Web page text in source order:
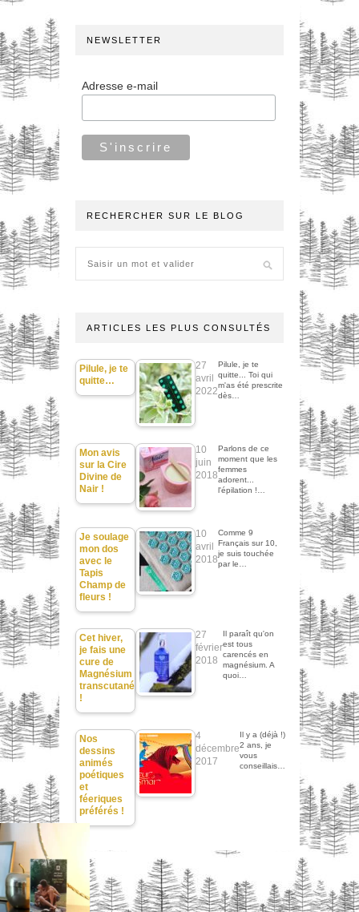
NEWSLETTER
Adresse e-mail
RECHERCHER SUR LE BLOG
ARTICLES LES PLUS CONSULTÉS
Pilule, je te
quitte…
27
avril
2022
Pilule, je te
quitte... Toi qui
m'as été prescrite
dès…
Mon avis
sur la Cire
Divine de
Nair !
10
juin
2018
Parlons de ce
moment que les
femmes
adorent...
l'épilation !…
Je soulage
mon dos
avec le
Tapis
Champ de
fleurs !
10
avril
2018
Comme 9
Français sur 10,
je suis touchée
par le…
Cet hiver,
je fais une
cure de
Magnésium
transcutané
!
27
février
2018
Il paraît qu'on
est tous
carencés en
magnésium. A
quoi…
Nos
dessins
animés
poétiques
et
féeriques
préférés !
4
décembre
2017
Il y a (déjà !)
2 ans, je
vous
conseillais…